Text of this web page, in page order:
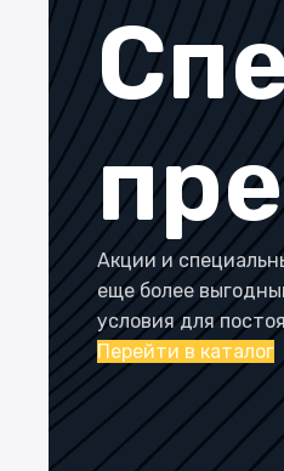
Акции и
еще более
условия для
Перейти в каталог